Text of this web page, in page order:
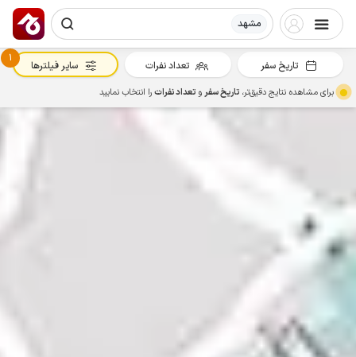
مشهد
تاریخ سفر تعداد نفرات
1
سایر فیلترها
برای مشاهده نتایج دقیق‌تر، تاریخ سفرو تعداد نفراترا انتخاب نمایید